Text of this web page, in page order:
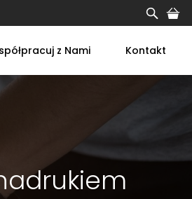
z Nami Kontakt